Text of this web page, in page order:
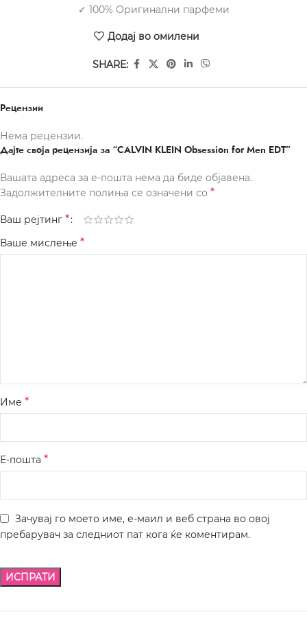
✓ 100% Оригинални парфеми
Додај во омилени
SHARE:
Рецензии
Нема рецензии.
Дајте своја рецензија за “CALVIN KLEIN Obsession for Men EDT”
Вашата адреса за е-пошта нема да биде објавена.
Задолжителните полиња се означени со *
Ваш рејтинг *
Ваше мислење *
Име *
Е-пошта *
Зачувај го моето име, е-маил и веб страна во овој
пребарувач за следниот пат кога ќе коментирам.